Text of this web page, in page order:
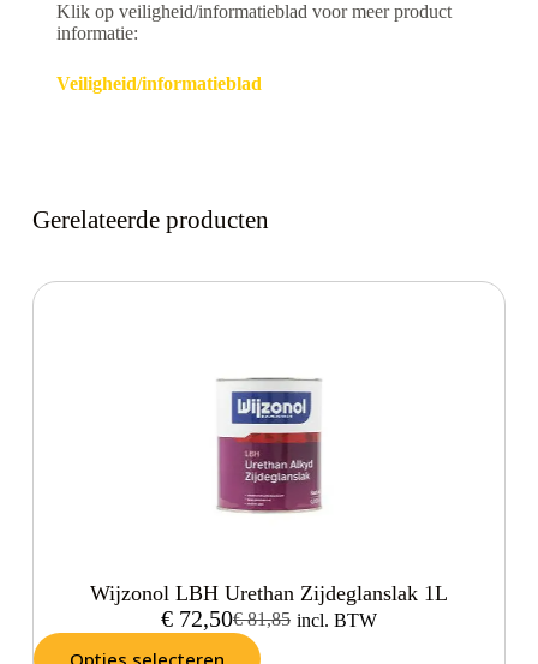
Klik op veiligheid/informatieblad voor meer product
informatie:
Veiligheid/informatieblad
Gerelateerde producten
Wijzonol LBH Urethan Zijdeglanslak 1L
€81,85
€72,50 incl. BTW